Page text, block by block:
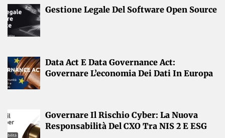
Gestione Legale Del Software Open Source
Data Act E Data Governance Act:
Governare L’economia Dei Dati In Europa
Governare Il Rischio Cyber: La Nuova
Responsabilità Del CXO Tra NIS 2 E ESG